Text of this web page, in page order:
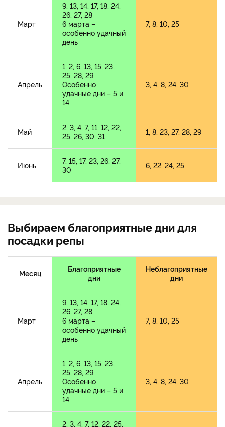
Март
9, 13, 14, 17, 18, 24,
26, 27, 28
6 марта –
особенно удачный
день
7, 8, 10, 25
Апрель
1, 2, 6, 13, 15, 23,
25, 28, 29
Особенно
удачные дни – 5 и
14
3, 4, 8, 24, 30
Май
2, 3, 4, 7, 11, 12, 22,
25, 26, 30, 31
1, 8, 23, 27, 28, 29
Июнь
7, 15, 17, 23, 26, 27,
30
6, 22, 24, 25
Выбираем благоприятные дни для
посадки репы
Месяц
Благоприятные
дни
Неблагоприятные
дни
Март
9, 13, 14, 17, 18, 24,
26, 27, 28
6 марта –
особенно удачный
день
7, 8, 10, 25
Апрель
1, 2, 6, 13, 15, 23,
25, 28, 29
Особенно
удачные дни – 5 и
14
3, 4, 8, 24, 30
2, 3, 4, 7, 12, 22, 25,